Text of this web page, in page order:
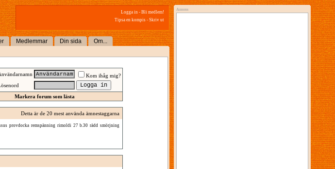
Logga in - Bli medlem!
Tipsa en kompis - Skriv ut
Medlemmar Din sida Om...
Kom ihåg mig?
Markera forum som lästa
Detta är de 20 mest använda ämnestaggarna
provdocka remspänning rimoldi 27 b.30 rädd smörjning
Annons